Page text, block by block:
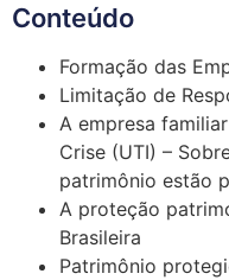
Conteúdo
Formação das
Limitação de
A empresa
Crise (UTI) –
patrimônio estão
A proteção
Brasileira
Patrimônio